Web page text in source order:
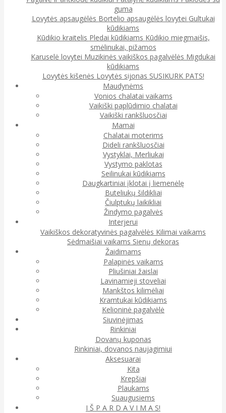
guma
Lovytės apsaugėlės Bortelio apsaugėlės lovytei Gultukai
kūdikiams
Kūdikio kraitelis Pledai kūdikiams Kūdikio miegmaišis,
smėlinukai, pižamos
Karuselė lovytei Muzikinės vaikiškos pagalvėlės Migdukai
kūdikiams
Lovytės kišenės Lovytės sijonas SUSIKURK PATS!
Maudynėms
Vonios chalatai vaikams
Vaikiški paplūdimio chalatai
Vaikiški rankšluosčiai
Mamai
Chalatai moterims
Dideli rankšluosčiai
Vystyklai, Merliukai
Vystymo paklotas
Seilinukai kūdikiams
Daugkartiniai įklotai į liemenėlę
Buteliukų šildikliai
Čiulptukų laikikliai
Žindymo pagalvės
Interjerui
Vaikiškos dekoratyvinės pagalvėlės Kilimai vaikams
Sėdmaišiai vaikams Sienų dekoras
Žaidimams
Palapinės vaikams
Pliušiniai žaislai
Lavinamieji stoveliai
Mankštos kilimėliai
Kramtukai kūdikiams
Kelioninė pagalvėlė
Siuvinėjimas
Rinkiniai
Dovanų kuponas
Rinkiniai, dovanos naujagimiui
Aksesuarai
Kita
Krepšiai
Plaukams
Suaugusiems
I Š P A R D A V I M A S!